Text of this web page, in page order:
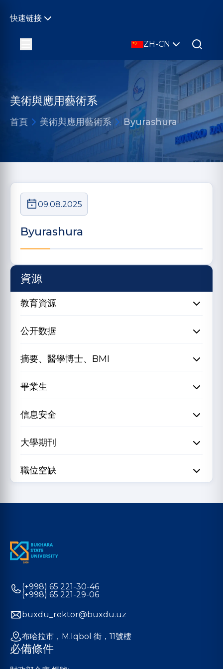
快速链接
ZH-CN
美術與應用藝術系
首頁 美術與應用藝術系 Byurashura
09.08.2025
Byurashura
資源
教育資源
公开数据
摘要、醫學博士、BMI
畢業生
信息安全
大學期刊
職位空缺
(+998) 65 221-30-46
(+998) 65 221-29-06
buxdu_rektor@buxdu.uz
布哈拉市，M.Iqbol 街，11號樓
必備條件